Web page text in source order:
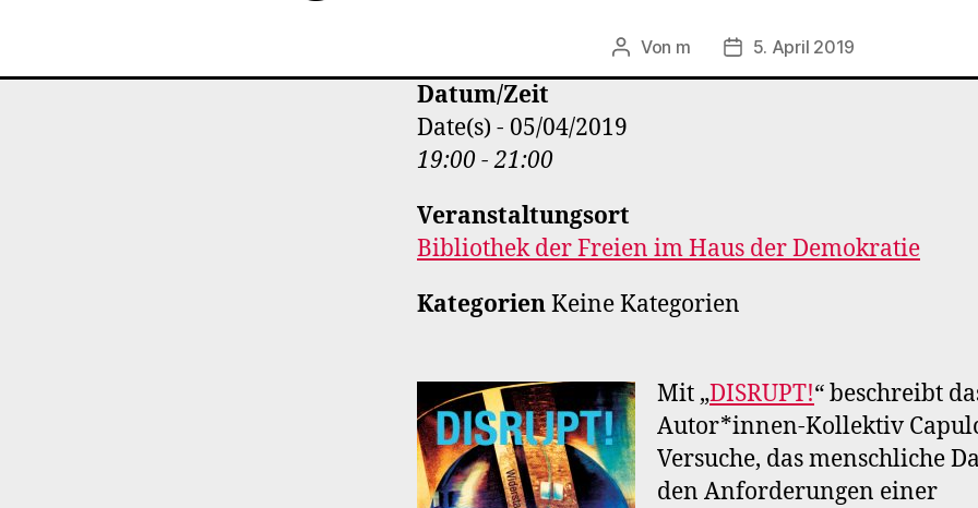
Beitragsautor
Von m Veröffentlichungsdatum
5. April 2019
Datum/Zeit
Date(s) - 05/04/2019
19:00 - 21:00
Veranstaltungsort
Bibliothek der Freien im Haus der Demokratie
KategorienKeine Kategorien
Mit „DISRUPT!“ beschreibt
Autor*innen-Kollektiv
Versuche, das menschliche
den Anforderungen einer